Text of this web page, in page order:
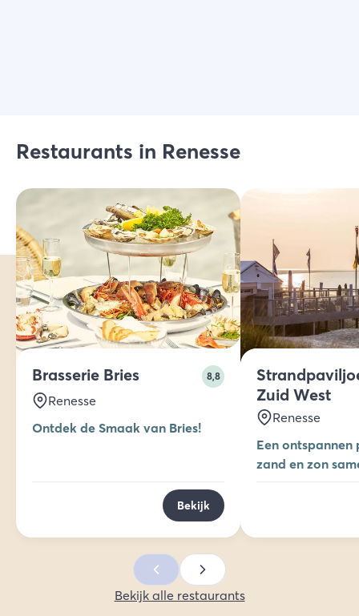
Restaurants in Renesse
Brasserie Bries 8,8
Renesse
Ontdek de Smaak van Bries!
Bekijk
Zuid West
Renesse
Een ontspannen
zand en zon
Bekijk alle restaurants